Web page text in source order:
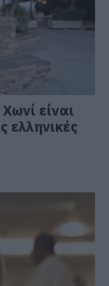
είναι
ελληνικές